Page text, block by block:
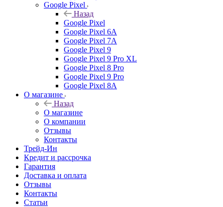
Google Pixel
Назад
Google Pixel
Google Pixel 6A
Google Pixel 7А
Google Pixel 9
Google Pixel 9 Pro XL
Google Pixel 8 Pro
Google Pixel 9 Pro
Google Pixel 8A
О магазине
Назад
О магазине
О компании
Отзывы
Контакты
Трейд-Ин
Кредит и рассрочка
Гарантия
Доставка и оплата
Отзывы
Контакты
Статьи